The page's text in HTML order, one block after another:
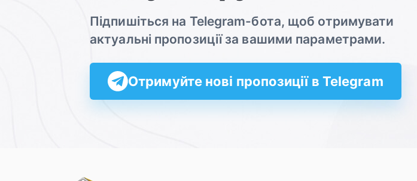
Підпишіться на Telegram-бота, щоб отримувати
актуальні пропозиції за вашими параметрами.
Отримуйте нові пропозиції в Telegram